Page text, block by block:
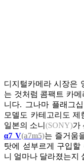
디지털카메라 시장은
는 것처럼 콤팩트 카
니다. 그나마 플래그
모델도 카테고리도
일본의 소니(SONY)가
α7 V(a7m5)는 즐거움
탓에 섣부르게 구입할
니 얼마나 달라졌는지